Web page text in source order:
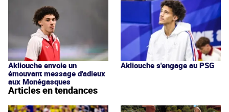
Akliouche envoie un
émouvant message d'adieux
aux Monégasques
Akliouche s'engage au PSG
Articles en tendances